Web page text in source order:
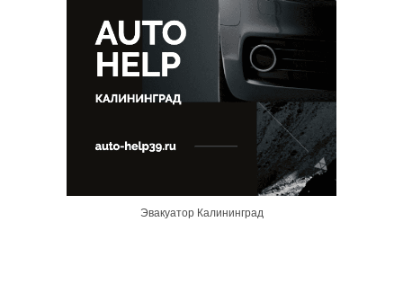
Эвакуатор Калининград